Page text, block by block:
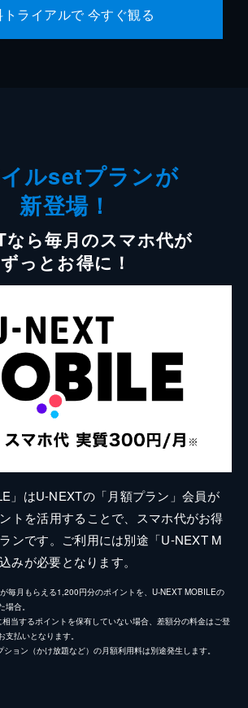
トライアルで 今すぐ観る
ルsetプランが
新登場！
なら毎月のスマホ代が
ずっとお得に！
」はU-NEXTの「月額プラン」会員が
トを活用することで、スマホ代がお得
ンです。ご利用には別途「U-NEXT M
みが必要となります。
毎月もらえる1,200円分のポイントを、U-NEXT MOBILEの
合。
当するポイントを保有していない場合、差額分の料金はご登
払いとなります。
ョン（かけ放題など）の月額利用料は別途発生します。